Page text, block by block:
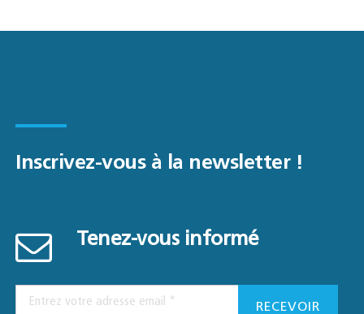
Inscrivez-vous à la newsletter !
Tenez-vous informé